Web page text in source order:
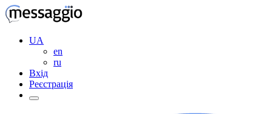
UA
en
ru
Вхід
Реєстрація